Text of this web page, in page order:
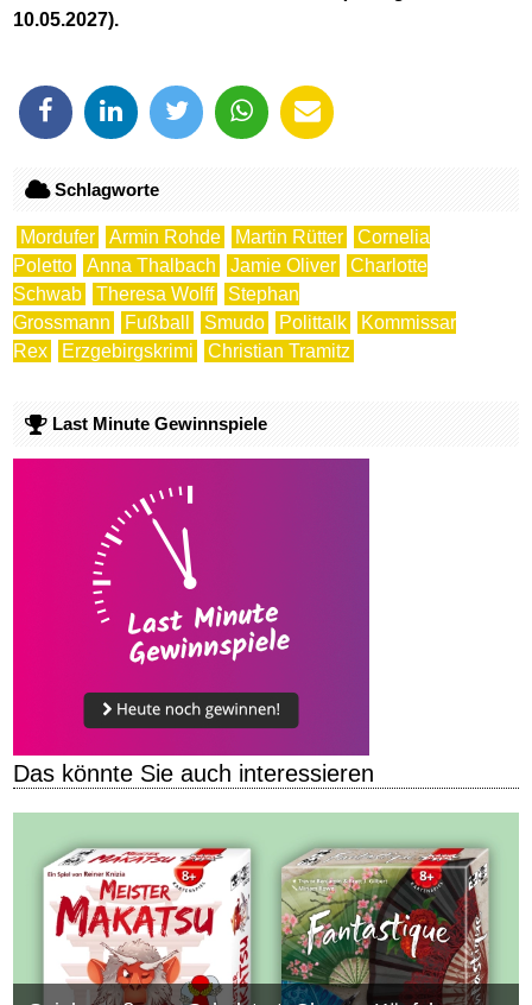
10.05.2027).
Schlagworte
Mordufer Armin Rohde Martin Rütter
Cornelia
Poletto
Anna Thalbach Jamie Oliver
Charlotte
Schwab
Theresa Wolff
Stephan
Grossmann
Fußball Smudo Polittalk
Kommissar
Rex
Erzgebirgskrimi Christian Tramitz
Last Minute Gewinnspiele
Das könnte Sie auch interessieren